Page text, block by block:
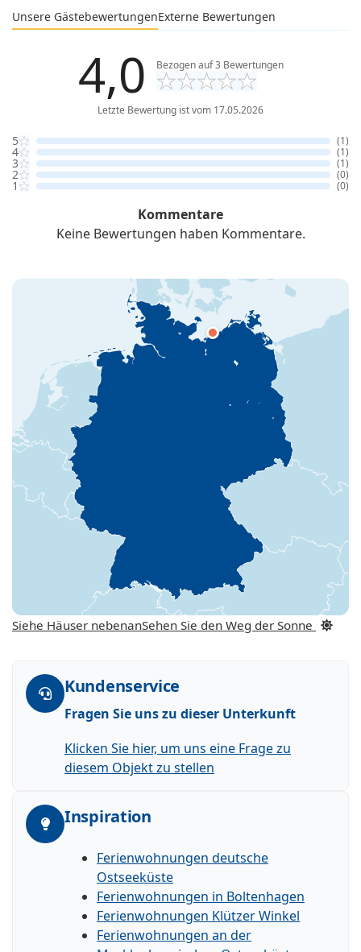
Unsere GästebewertungenExterne Bewertungen
4,0 Bezogen auf3 Bewertungen
Letzte Bewertung ist vom 17.05.2026
5 (1)
4 (1)
3 (1)
2 (0)
1 (0)
Kommentare
Keine Bewertungen haben Kommentare.
Siehe Häuser nebenanSehen Sie den Weg der Sonne
Kundenservice
Fragen Sie uns zu dieser Unterkunft
Klicken Sie hier, um uns eine Frage zu
diesem Objekt zu stellen
Inspiration
Ferienwohnungen deutsche
Ostseeküste
Ferienwohnungen in Boltenhagen
Ferienwohnungen Klützer Winkel
Ferienwohnungen an der